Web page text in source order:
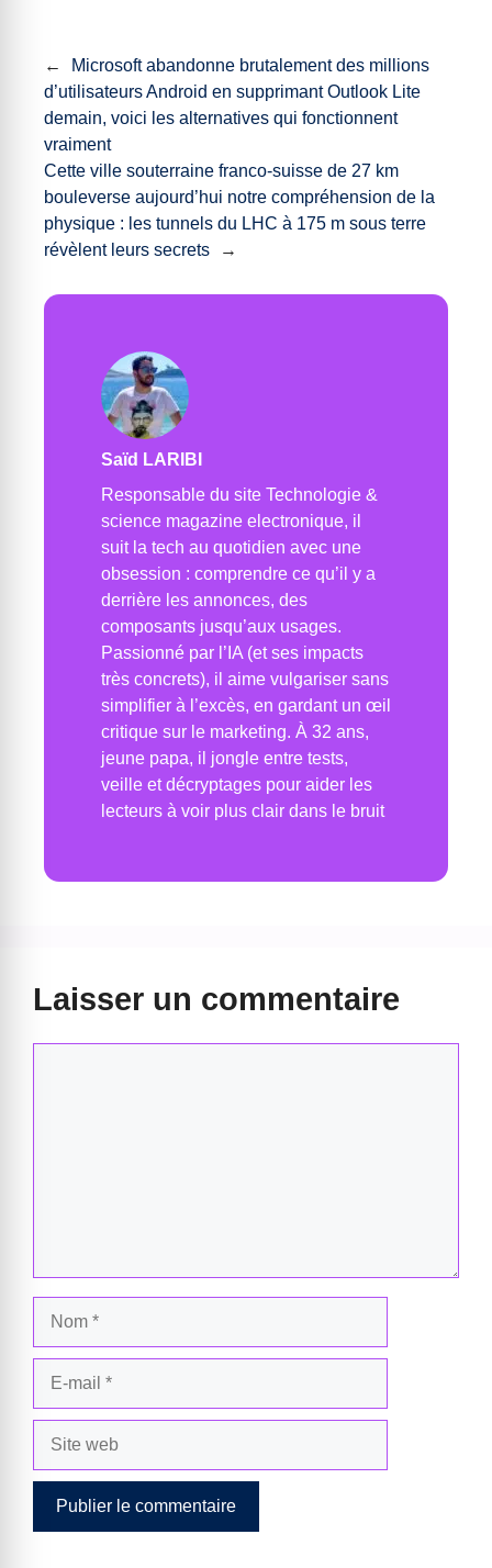
←
Microsoft abandonne brutalement des millions
d’utilisateurs Android en supprimant Outlook Lite
demain, voici les alternatives qui fonctionnent
vraiment
Cette ville souterraine franco-suisse de 27 km
bouleverse aujourd’hui notre compréhension de la
physique : les tunnels du LHC à 175 m sous terre
révèlent leurs secrets
→
Saïd LARIBI
Responsable du site Technologie &
science magazine electronique, il
suit la tech au quotidien avec une
obsession : comprendre ce qu’il y a
derrière les annonces, des
composants jusqu’aux usages.
Passionné par l’IA (et ses impacts
très concrets), il aime vulgariser sans
simplifier à l’excès, en gardant un œil
critique sur le marketing. À 32 ans,
jeune papa, il jongle entre tests,
veille et décryptages pour aider les
lecteurs à voir plus clair dans le bruit
Laisser un commentaire